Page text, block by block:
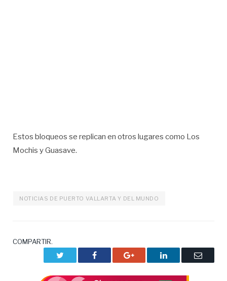
Estos bloqueos se replican en otros lugares como Los
Mochis y Guasave.
NOTICIAS DE PUERTO VALLARTA Y DEL MUNDO
COMPARTIR.
Facebook Google+ LinkedIn
Correo